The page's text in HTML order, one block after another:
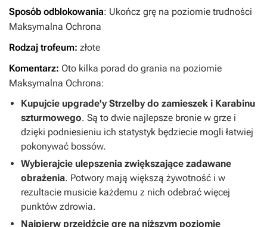
Sposób odblokowania: Ukończ grę na poziomie trudności
Maksymalna Ochrona
Rodzaj trofeum: złote
Komentarz: Oto kilka porad do grania na poziomie
Maksymalna Ochrona:
Kupujcie upgrade'y Strzelby do zamieszek i Karabinu
szturmowego. Są to dwie najlepsze bronie w grze i
dzięki podniesieniu ich statystyk będziecie mogli łatwiej
pokonywać bossów.
Wybierajcie ulepszenia zwiększające zadawane
obrażenia. Potwory mają większą żywotność i w
rezultacie musicie każdemu z nich odebrać więcej
punktów zdrowia.
Najpierw przejdźcie grę na niższym poziomie